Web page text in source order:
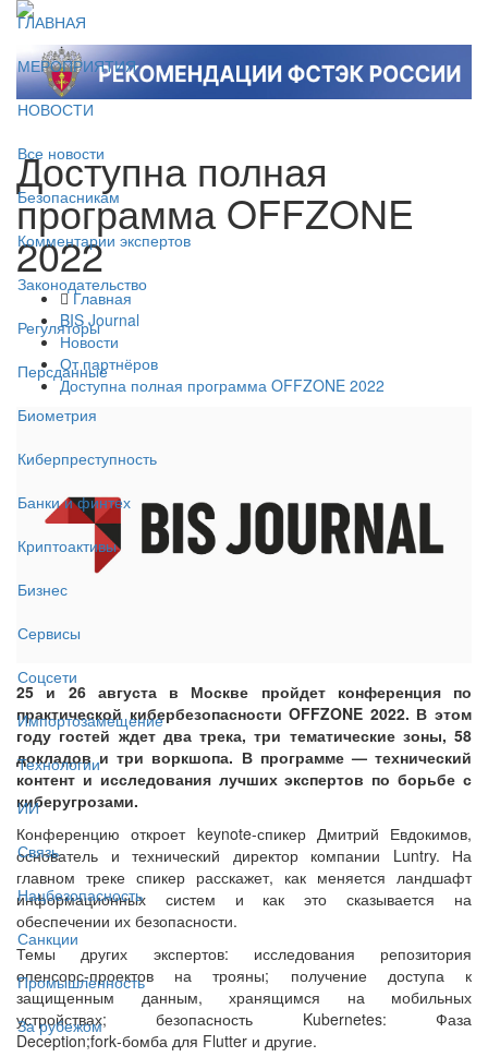
ГЛАВНАЯ
МЕРОПРИЯТИЯ
НОВОСТИ
Все новости
Безопасникам
Комментарии экспертов
Законодательство
Регуляторы
Персданные
Биометрия
Киберпреступность
Банки и финтех
Криптоактивы
Бизнес
Сервисы
Соцсети
Импортозамещение
Технологии
ИИ
Связь
Нацбезопасность
Санкции
Промышленность
За рубежом
Доступна полная
программа OFFZONE
2022
Главная
BIS Journal
Новости
От партнёров
Доступна полная программа OFFZONE 2022
25 и 26 августа в Москве пройдет конференция по
практической кибербезопасности OFFZONE 2022. В этом
году гостей ждет два трека, три тематические зоны, 58
докладов и три воркшопа. В программе — технический
контент и исследования лучших экспертов по борьбе с
киберугрозами.
Конференцию откроет keynote-спикер Дмитрий Евдокимов,
основатель и технический директор компании Luntry. На
главном треке спикер расскажет, как меняется ландшафт
информационных систем и как это сказывается на
обеспечении их безопасности.
Темы других экспертов: исследования репозитория
опенсорс‑проектов на трояны; получение доступа к
защищенным данным, хранящимся на мобильных
устройствах; безопасность Kubernetes: Фаза
Deception;fork‑бомба для Flutter и другие.